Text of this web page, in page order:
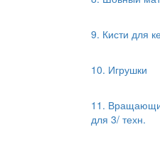
9. Кисти для
10. Игрушки
11.
для 3/ техн.